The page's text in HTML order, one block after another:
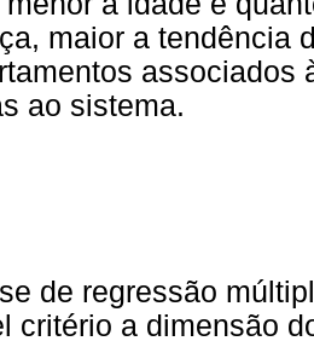
maior a tendência
associados
ao sistema.
de regressão
critério a dimensão